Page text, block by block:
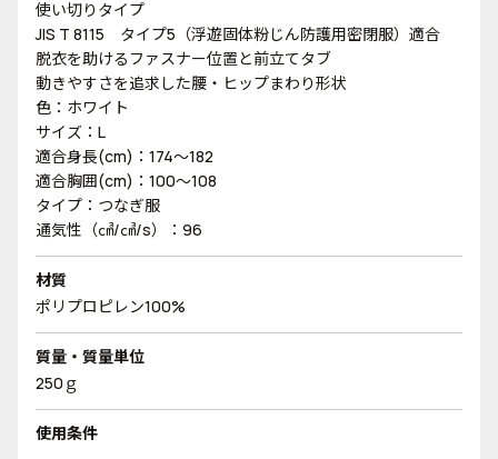
使い切りタイプ
JIS T 8115 タイプ5（浮遊固体粉じん防護用密閉服）適合
脱衣を助けるファスナー位置と前立てタブ
動きやすさを追求した腰・ヒップまわり形状
色：ホワイト
サイズ：L
適合身長(cm)：174～182
適合胸囲(cm)：100～108
タイプ：つなぎ服
通気性（㎤/㎤/s）：96
材質
ポリプロピレン100%
質量・質量単位
250ｇ
使用条件